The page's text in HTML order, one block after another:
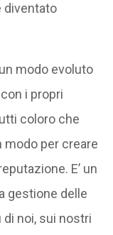
diventato
modo evoluto
i propri
coloro che
modo per creare
E’ un
gestione delle
noi, sui nostri